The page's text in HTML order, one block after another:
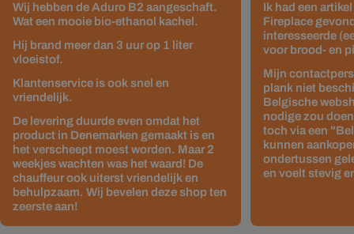
Wij hebben de Aduro B2 aangeschaft.
Wat een mooie bio-ethanol kachel.
Hij brand meer dan 3 uur op 1 liter
vloeistof.
Klantenservice is ook snel en
vriendelijk.
De levering duurde even omdat het
product in Denemarken gemaakt is en
het verscheept moest worden. Maar 2
weekjes wachten was het waard! De
chauffeur ook uiterst vriendelijk en
behulpzaam. Wij bevelen deze shop ten
zeerste aan!
Ik had een
Fireplace
interesseerde
voor brood- en
Mijn
plank niet
Belgische
nodige zou
toch via een
kunnen
ondertussen
en voelt stevig